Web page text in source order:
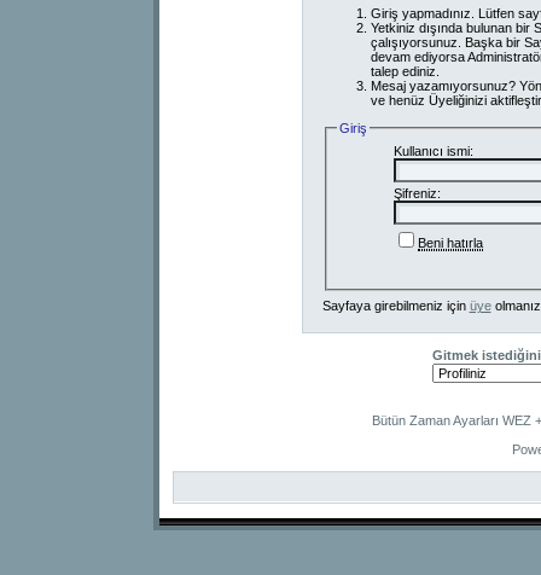
Giriş yapmadınız. Lütfen
Yetkiniz dışında bulunan
çalışıyorsunuz. Başka bir
devam ediyorsa
talep ediniz.
Mesaj yazamıyorsunuz?
ve henüz Üyeliğinizi
Giriş
Kullanıcı ismi:
Şifreniz:
Beni hatırla
Sayfaya girebilmeniz için üye
Gitmek
Bütün Zaman Ayarları WEZ